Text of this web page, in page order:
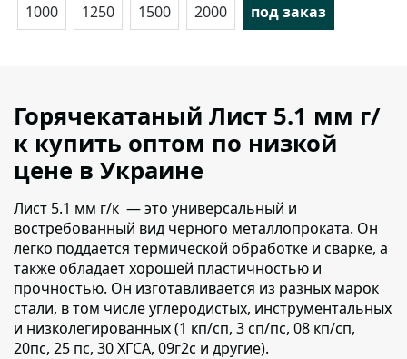
1000
1250 1500 2000 под заказ
Горячекатаный Лист 5.1 мм г/
к купить оптом по низкой
цене в Украине
Лист 5.1 мм г/к — это универсальный и
востребованный вид черного металлопроката. Он
легко поддается термической обработке и сварке, а
также обладает хорошей пластичностью и
прочностью. Он изготавливается из разных марок
стали, в том числе углеродистых, инструментальных
и низколегированных (1 кп/сп, 3 сп/пс, 08 кп/сп,
20пс, 25 пс, 30 ХГСА, 09г2с и другие).